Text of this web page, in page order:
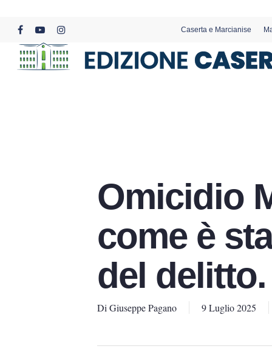
content
facebookyoutubeinstagram
Caserta e Marcianise
Omicidio
come è
del
Di Giuseppe Pagano 9 Luglio 2025